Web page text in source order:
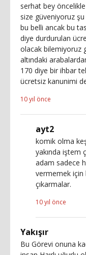
serhat bey öncelikle
size güveniyoruz
bu belli ancak bu
diye durdurulan
olacak bilemiyoruz
altındaki
170 diye bir ihbar
ücretsiz kanunimi
10 yıl önce
ayt2
komik olma
yakında iştem
adam sadece
vermemek için
çıkarmalar.
10 yıl önce
Yakışır
Bu Görevi onuna